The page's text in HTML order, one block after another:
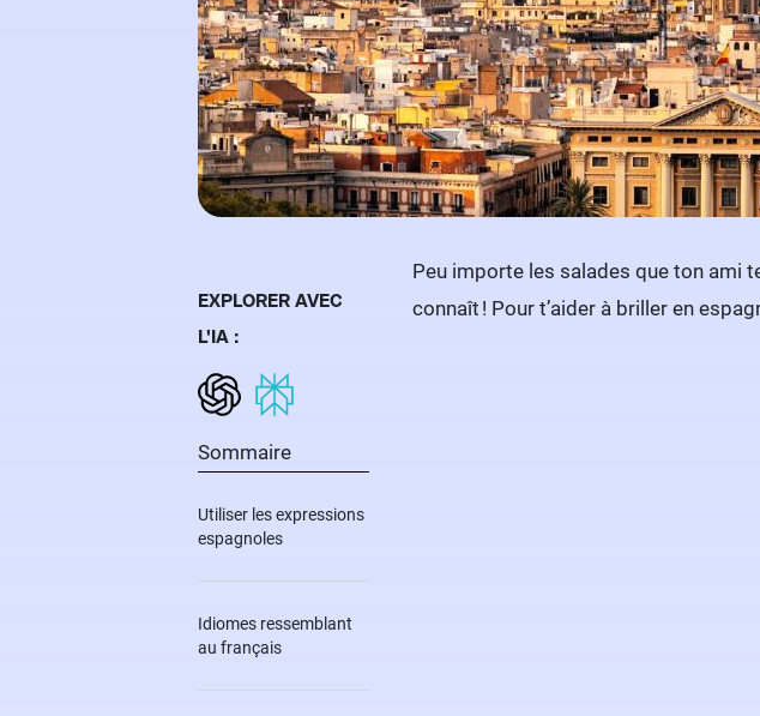
Peu importe les salades que ton ami
connaît ! Pour t’aider à briller en
EXPLORER AVEC
L'IA :
Sommaire
Utiliser les expressions
espagnoles
Idiomes ressemblant
au français